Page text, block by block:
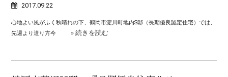
2017.09.22
心地よい風がふく秋晴れの下、鶴岡市淀川町地内S邸（長期優良認定住宅）では、
先週より遣り方今
» 続きを読む